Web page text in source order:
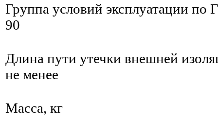
Группа условий эксплуатации
90
Длина пути утечки внешней
не менее
Масса, кг